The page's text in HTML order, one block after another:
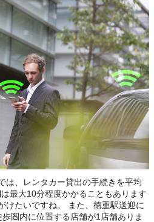
は、レンタカー貸出の手続きを平均
最大10分程度かかることもあります
けたいですね。 また、徳重駅送迎に
圏内に位置する店舗が1店舗ありま